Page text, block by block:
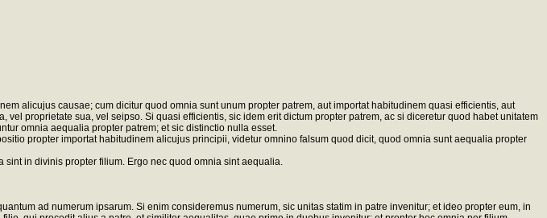
alicujus causae; cum dicitur quod omnia sunt unum propter patrem, aut importat habitudinem quasi efficientis, aut
proprietate sua, vel seipso. Si quasi efficientis, sic idem erit dictum propter patrem, ac si diceretur quod habet unitatem
omnia aequalia propter patrem; et sic distinctio nulla esset.
propter importat habitudinem alicujus principii, videtur omnino falsum quod dicit, quod omnia sunt aequalia propter
in divinis propter filium. Ergo nec quod omnia sint aequalia.
ad numerum ipsarum. Si enim consideremus numerum, sic unitas statim in patre invenitur; et ideo propter eum, in